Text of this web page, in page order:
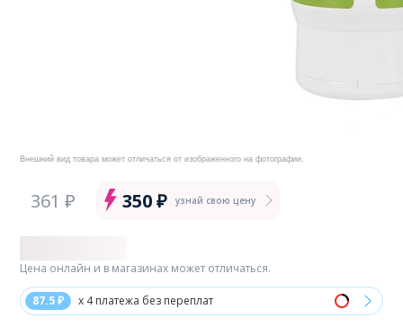
Внешний вид товара может отличаться от изображенного на фотографии.
361 ₽ 350 ₽ узнай свою цену
87.5 ₽ x 4 платежа без переплат
Цена онлайн и в магазинах может отличаться.